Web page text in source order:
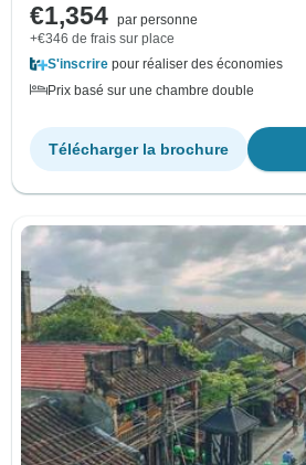
€1,354 par personne
+€346 de frais sur place
S'inscrire pour réaliser des économies
Prix basé sur une chambre double
Télécharger la brochure